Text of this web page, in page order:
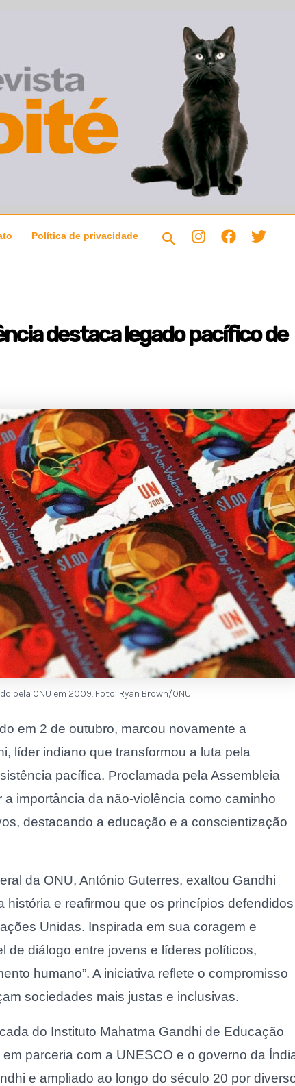
Política de privacidade Pesquisar
destaca legado pacífico de
pela ONU em 2009. Foto: Ryan Brown/ONU
em 2 de outubro, marcou novamente a
líder indiano que transformou a luta pela
pacífica. Proclamada pela Assembleia
importância da não-violência como caminho
destacando a educação e a conscientização
da ONU, António Guterres, exaltou Gandhi
e reafirmou que os princípios defendidos
Unidas. Inspirada em sua coragem e
de diálogo entre jovens e líderes políticos,
humano”. A iniciativa reflete o compromisso
sociedades mais justas e inclusivas.
do Instituto Mahatma Gandhi de Educação
parceria com a UNESCO e o governo da
e ampliado ao longo do século 20 por